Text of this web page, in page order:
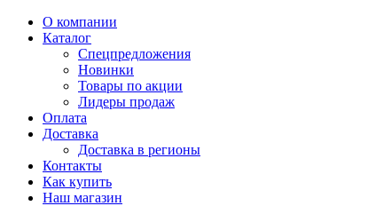
О компании
Каталог
Спецпредложения
Новинки
Товары по акции
Лидеры продаж
Оплата
Доставка
Доставка в регионы
Контакты
Как купить
Наш магазин